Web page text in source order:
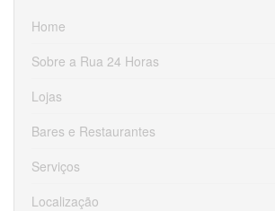
Home
Sobre a Rua 24 Horas
Lojas
Bares e Restaurantes
Serviços
Localização